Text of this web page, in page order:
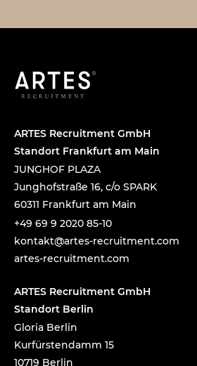
ARTES Recruitment GmbH
Standort Frankfurt am Main
JUNGHOF PLAZA
Junghofstraße 16, c/o SPARK
60311 Frankfurt am Main
+49 69 9 2020 85-10
moc.t
nemti
urcer
-setr
a@tka
tnok
artes-recruitment.com
ARTES Recruitment GmbH
Standort Berlin
Gloria Berlin
Kurfürstendamm 15
10719 Berlin